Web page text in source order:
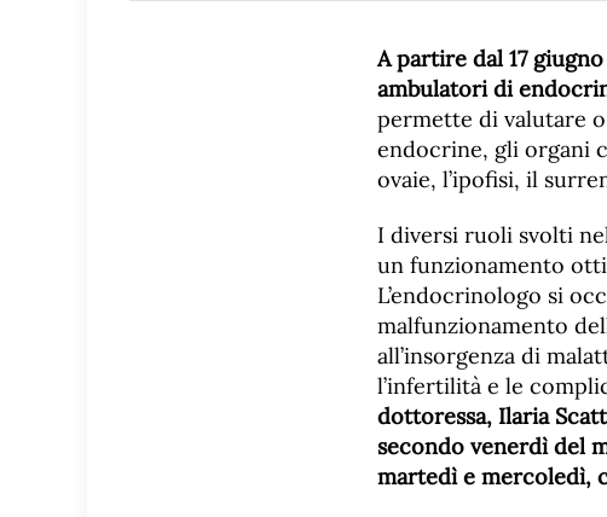
A partire dal 17
ambulatori di
permette di valutare
endocrine, gli organi
ovaie, l’ipofisi, il
I diversi ruoli svolti
un funzionamento
L’endocrinologo si
malfunzionamento
all’insorgenza di
l’infertilità e le
dottoressa, Ilaria
secondo venerdì del
martedì e mercoledì,